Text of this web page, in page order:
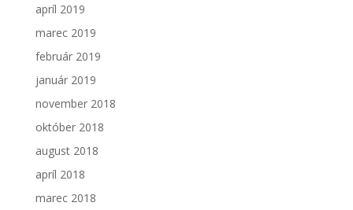
apríl 2019
marec 2019
február 2019
január 2019
november 2018
október 2018
august 2018
apríl 2018
marec 2018